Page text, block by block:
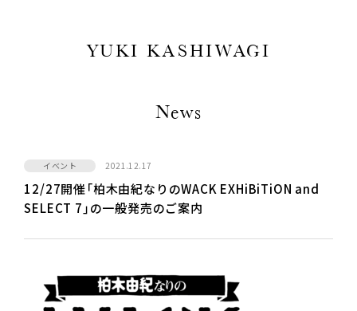
YUKI KASHIWAGI
News
イベント 2021.12.17
12/27開催「柏木由紀なりのWACK EXHiBiTiON and
SELECT 7」の一般発売のご案内